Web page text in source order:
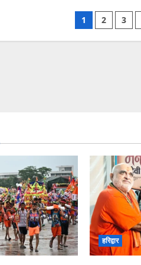
Posts
1 2 3
हरिद्वार